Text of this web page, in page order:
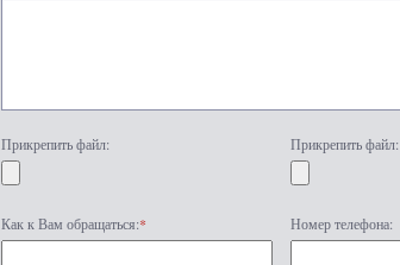
Прикрепить файл: Прикрепить файл:
Как к Вам обращаться:* Номер телефона: